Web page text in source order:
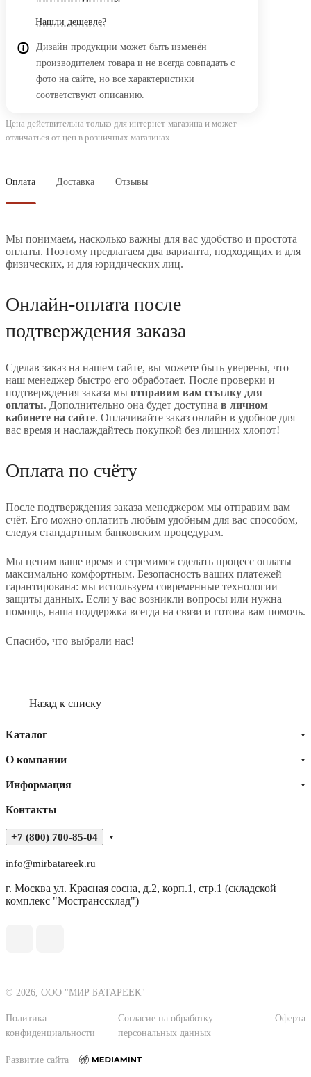
Нашли дешевле?
Дизайн продукции может быть изменён
производителем товара и не всегда совпадать с
фото на сайте, но все характеристики
соответствуют описанию.
Цена действительна только для интернет-магазина и может
отличаться от цен в розничных магазинах
Оплата Доставка Отзывы
Мы понимаем, насколько важны для вас удобство и простота
оплаты. Поэтому предлагаем два варианта, подходящих и для
физических, и для юридических лиц.
Онлайн-оплата после
подтверждения заказа
Сделав заказ на нашем сайте, вы можете быть уверены, что
наш менеджер быстро его обработает. После проверки и
подтверждения заказа мы отправим вам ссылку для
оплаты. Дополнительно она будет доступна в личном
кабинете на сайте. Оплачивайте заказ онлайн в удобное для
вас время и наслаждайтесь покупкой без лишних хлопот!
Оплата по счёту
После подтверждения заказа менеджером мы отправим вам
счёт. Его можно оплатить любым удобным для вас способом,
следуя стандартным банковским процедурам.
Мы ценим ваше время и стремимся сделать процесс оплаты
максимально комфортным. Безопасность ваших платежей
гарантирована: мы используем современные технологии
защиты данных. Если у вас возникли вопросы или нужна
помощь, наша поддержка всегда на связи и готова вам помочь.
Спасибо, что выбрали нас!
Назад к списку
Каталог
О компании
Информация
Контакты
+7 (800) 700-85-04
info@mirbatareek.ru
г. Москва ул. Красная сосна, д.2, корп.1, стр.1 (складской
комплекс "Мостранссклад")
© 2026, ООО "МИР БАТАРЕЕК"
Политика
конфиденциальности
Согласие на обработку
персональных данных
Оферта
Развитие сайта